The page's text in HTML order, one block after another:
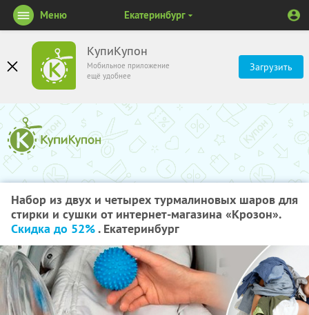
КупиКупон
Мобильное приложение
ещё удобнее
Загрузить
Меню Екатеринбург
Набор из двух и четырех турмалиновых шаров для
стирки и сушки от интернет-магазина «Крозон».
Скидка до 52%. Екатеринбург